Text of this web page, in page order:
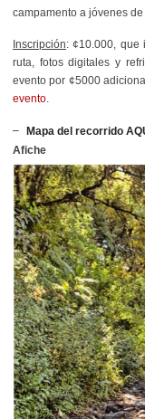
campamento a jóvenes de
Inscripción: ¢10.000, que
ruta, fotos digitales y
evento por ¢5000
evento
Mapa del recorrido
Afiche